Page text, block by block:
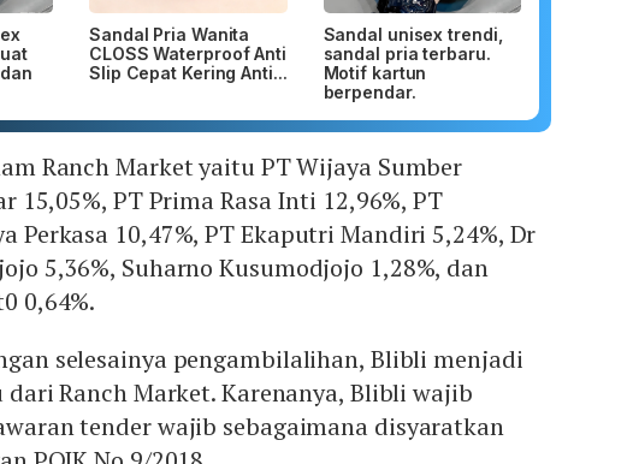
Sandal Pria Wanita
CLOSS Waterproof Anti
Slip Cepat Kering Anti...
Sandal unisex trendi,
sandal pria terbaru.
Motif kartun
berpendar.
Ranch Market yaitu PT Wijaya Sumber
15,05%, PT Prima Rasa Inti 12,96%, PT
Perkasa 10,47%, PT Ekaputri Mandiri 5,24%, Dr
5,36%, Suharno Kusumodjojo 1,28%, dan
0,64%.
selesainya pengambilalihan, Blibli menjadi
Ranch Market. Karenanya, Blibli wajib
tender wajib sebagaimana disyaratkan